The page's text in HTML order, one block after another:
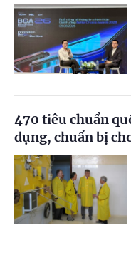
470 tiêu chuẩn
dụng, chuẩn bị